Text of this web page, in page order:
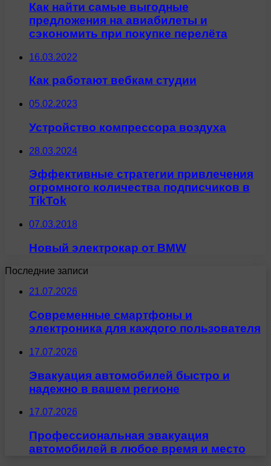
Как найти самые выгодные
предложения на авиабилеты и
сэкономить при покупке перелёта
16.03.2022
Как работают вебкам студии
05.02.2023
Устройство компрессора воздуха
28.03.2024
Эффективные стратегии привлечения
огромного количества подписчиков в
TikTok
07.03.2018
Новый электрокар от BMW
Последние записи
21.07.2026
Современные смартфоны и
электроника для каждого пользователя
17.07.2026
Эвакуация автомобилей быстро и
надежно в вашем регионе
17.07.2026
Профессиональная эвакуация
автомобилей в любое время и место